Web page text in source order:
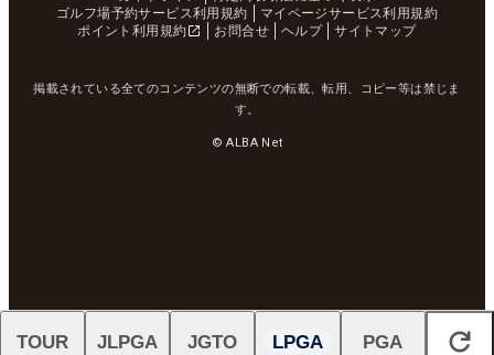
ゴルフ場予約サービス利用規約
マイページサービス利用規約
ポイント利用規約
お問合せ ヘルプ サイトマップ
掲載されている全てのコンテンツの無断での転載、転用、コピー等は禁じま
す。
© ALBA Net
閉じる
TOUR JLPGA JGTO LPGA PGA